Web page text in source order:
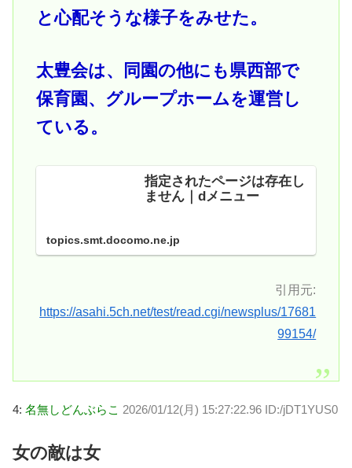
と心配そうな様子をみせた。
太豊会は、同園の他にも県西部で
保育園、グループホームを運営し
ている。
指定されたページは存在し
ません｜dメニュー
topics.smt.docomo.ne.jp
引用元:
https://asahi.5ch.net/test/read.cgi/newsplus/17681
99154/
4: 名無しどんぶらこ 2026/01/12(月) 15:27:22.96 ID:/jDT1YUS0
女の敵は女